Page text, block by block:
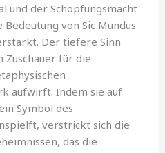
und der Schöpfungsmacht
von Sic Mundus
Der tiefere Sinn
Zuschauer für die
aufwirft. Indem sie auf
Symbol des
verstrickt sich die
das die